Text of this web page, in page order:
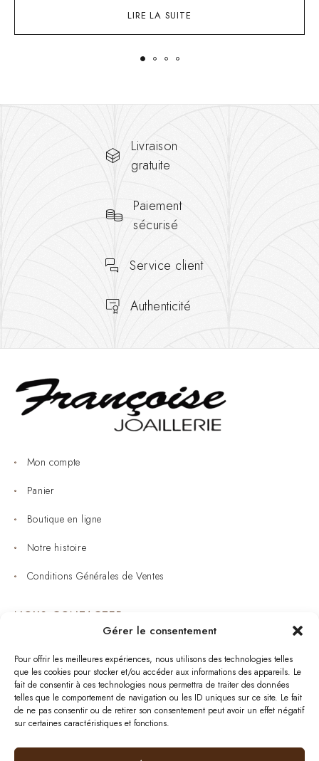
Gérer le consentement
Pour offrir les meilleures expériences, nous utilisons des technologies telles
que les cookies pour stocker et/ou accéder aux informations des appareils. Le
fait de consentir à ces technologies nous permettra de traiter des données
telles que le comportement de navigation ou les ID uniques sur ce site. Le fait
de ne pas consentir ou de retirer son consentement peut avoir un effet négatif
sur certaines caractéristiques et fonctions.
LIRE LA SUITE
Livraison
gratuite
Paiement
sécurisé
Service client
Authenticité
Mon compte
Panier
Boutique en ligne
Notre histoire
Conditions Générales de Ventes
NOUS CONTACTER
Bijouterie : 05 53 53 64 11
Mardi au Samedi: 09:00 - 19:00
bijouterie.lavergne@orange.fr